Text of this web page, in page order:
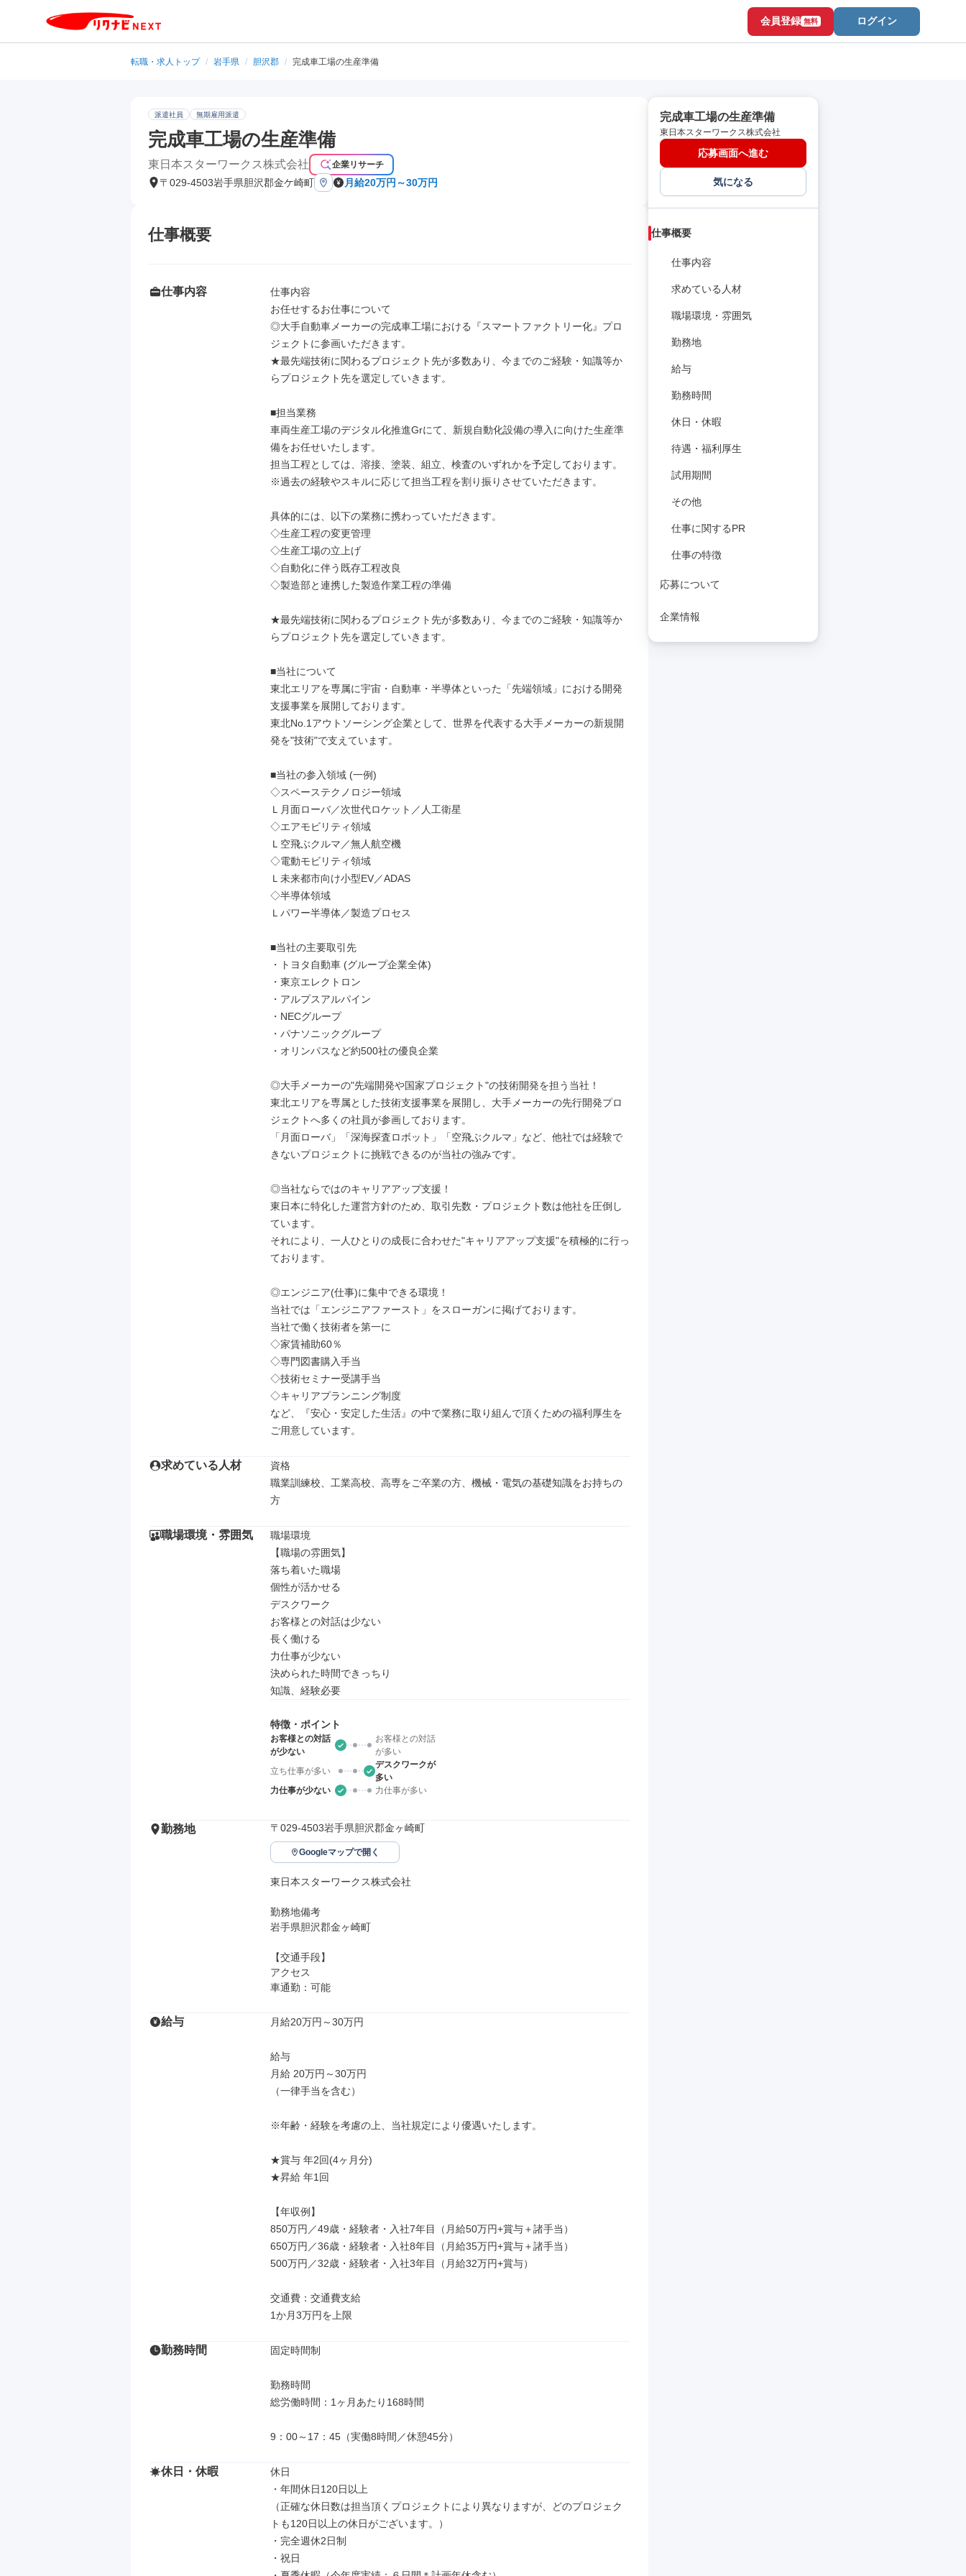
会員登録 無料 ログイン
転職・求人トップ / 岩手県 / 胆沢郡 / 完成車工場の生産準備
派遣社員 無期雇用派遣
完成車工場の生産準備
東日本スターワークス株式会社 企業リサーチ
〒029-4503岩手県胆沢郡金ケ崎町 月給20万円～30万円
仕事概要
仕事内容
仕事内容
お任せするお仕事について
◎大手自動車メーカーの完成車工場における『スマートファクトリー化』プロ
ジェクトに参画いただきます。
★最先端技術に関わるプロジェクト先が多数あり、今までのご経験・知識等か
らプロジェクト先を選定していきます。
■担当業務
車両生産工場のデジタル化推進Grにて、新規自動化設備の導入に向けた生産準
備をお任せいたします。
担当工程としては、溶接、塗装、組立、検査のいずれかを予定しております。
※過去の経験やスキルに応じて担当工程を割り振りさせていただきます。
具体的には、以下の業務に携わっていただきます。
◇生産工程の変更管理
◇生産工場の立上げ
◇自動化に伴う既存工程改良
◇製造部と連携した製造作業工程の準備
★最先端技術に関わるプロジェクト先が多数あり、今までのご経験・知識等か
らプロジェクト先を選定していきます。
■当社について
東北エリアを専属に宇宙・自動車・半導体といった「先端領域」における開発
支援事業を展開しております。
東北No.1アウトソーシング企業として、世界を代表する大手メーカーの新規開
発を"技術"で支えています。
■当社の参入領域 (一例)
◇スペーステクノロジー領域
Ｌ月面ローバ／次世代ロケット／人工衛星
◇エアモビリティ領域
Ｌ空飛ぶクルマ／無人航空機
◇電動モビリティ領域
Ｌ未来都市向け小型EV／ADAS
◇半導体領域
Ｌパワー半導体／製造プロセス
■当社の主要取引先
・トヨタ自動車 (グループ企業全体)
・東京エレクトロン
・アルプスアルパイン
・NECグループ
・パナソニックグループ
・オリンパスなど約500社の優良企業
◎大手メーカーの"先端開発や国家プロジェクト"の技術開発を担う当社！
東北エリアを専属とした技術支援事業を展開し、大手メーカーの先行開発プロ
ジェクトへ多くの社員が参画しております。
「月面ローバ」「深海探査ロボット」「空飛ぶクルマ」など、他社では経験で
きないプロジェクトに挑戦できるのが当社の強みです。
◎当社ならではのキャリアアップ支援！
東日本に特化した運営方針のため、取引先数・プロジェクト数は他社を圧倒し
ています。
それにより、一人ひとりの成長に合わせた"キャリアアップ支援"を積極的に行っ
ております。
◎エンジニア(仕事)に集中できる環境！
当社では「エンジニアファースト」をスローガンに掲げております。
当社で働く技術者を第一に
◇家賃補助60％
◇専門図書購入手当
◇技術セミナー受講手当
◇キャリアプランニング制度
など、『安心・安定した生活』の中で業務に取り組んで頂くための福利厚生を
ご用意しています。
求めている人材
資格
職業訓練校、工業高校、高専をご卒業の方、機械・電気の基礎知識をお持ちの
方
職場環境・雰囲気
職場環境
【職場の雰囲気】
落ち着いた職場
個性が活かせる
デスクワーク
お客様との対話は少ない
長く働ける
力仕事が少ない
決められた時間できっちり
知識、経験必要
特徴・ポイント
お客様との対話
が少ない
お客様との対話
が多い
立ち仕事が多い
デスクワークが
多い
力仕事が少ない
力仕事が多い
勤務地 〒029-4503岩手県胆沢郡金ヶ崎町
Googleマップで開く
東日本スターワークス株式会社
勤務地備考
岩手県胆沢郡金ヶ崎町
【交通手段】
アクセス
車通勤：可能
給与 月給20万円～30万円
給与
月給 20万円～30万円
（一律手当を含む）
※年齢・経験を考慮の上、当社規定により優遇いたします。
★賞与 年2回(4ヶ月分)
★昇給 年1回
【年収例】
850万円／49歳・経験者・入社7年目（月給50万円+賞与＋諸手当）
650万円／36歳・経験者・入社8年目（月給35万円+賞与＋諸手当）
500万円／32歳・経験者・入社3年目（月給32万円+賞与）
交通費：交通費支給
1か月3万円を上限
勤務時間 固定時間制
勤務時間
総労働時間：1ヶ月あたり168時間
9：00～17：45（実働8時間／休憩45分）
休日・休暇
休日
・年間休日120日以上
（正確な休日数は担当頂くプロジェクトにより異なりますが、どのプロジェク
トも120日以上の休日がございます。）
・完全週休2日制
・祝日
完成車工場の生産準備
東日本スターワークス株式会社
応募画面へ進む
気になる
仕事概要
仕事内容
求めている人材
職場環境・雰囲気
勤務地
給与
勤務時間
休日・休暇
待遇・福利厚生
試用期間
その他
仕事に関するPR
仕事の特徴
応募について
企業情報